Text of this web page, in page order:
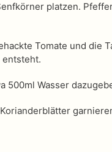
platzen.
Tomate und die
500ml Wasser